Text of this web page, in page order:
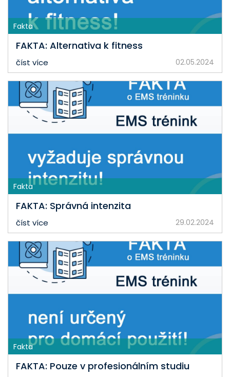
Fakta
FAKTA: Alternativa k fitness
číst více 02.05.2024
Fakta
FAKTA: Správná intenzita
číst více 29.02.2024
Fakta
FAKTA: Pouze v profesionálním studiu